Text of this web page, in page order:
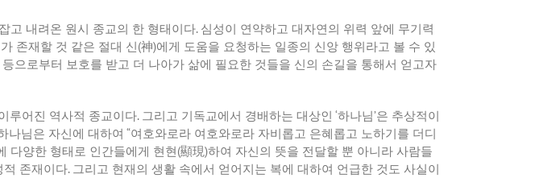
고 내려온 원시 종교의 한 형태이다. 심성이 연약하고 대자연의 위력 앞에 무기력
존재할 것 같은 절대 신(神)에게 도움을 요청하는 일종의 신앙 행위라고 볼 수 있
으로부터 보호를 받고 더 나아가 삶에 필요한 것들을 신의 손길을 통해서 얻고자
루어진 역사적 종교이다. 그리고 기독교에서 경배하는 대상인 ‘하나님’은 추상적이
나님은 자신에 대하여 “여호와로라 여호와로라 자비롭고 은혜롭고 노하기를 더디
다양한 형태로 인간들에게 현현(顯現)하여 자신의 뜻을 전달할 뿐 아니라 사람들
적 존재이다. 그리고 현재의 생활 속에서 얻어지는 복에 대하여 언급한 것도 사실이